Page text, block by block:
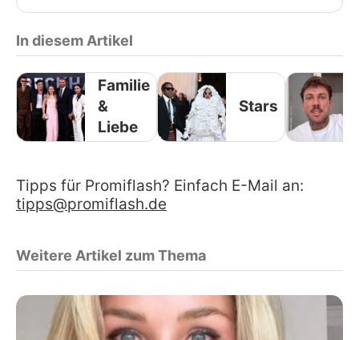
In diesem Artikel
Familie
&
Liebe
Stars
Tipps für Promiflash? Einfach E-Mail an:
tipps@promiflash.de
Weitere Artikel zum Thema